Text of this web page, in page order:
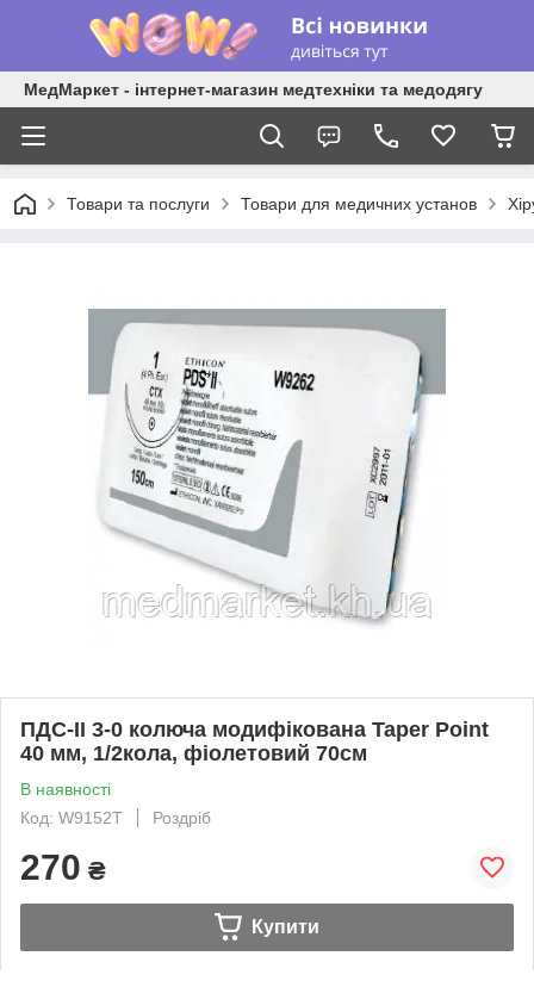
МедМаркет - інтернет-магазин медтехніки та медодягу
Товари та послуги Товари для медичних установ
ПДС-ІІ 3-0 колюча модифікована Taper Point
40 мм, 1/2кола, фіолетовий 70см
В наявності
Код: W9152T
Роздріб
270 ₴
Купити